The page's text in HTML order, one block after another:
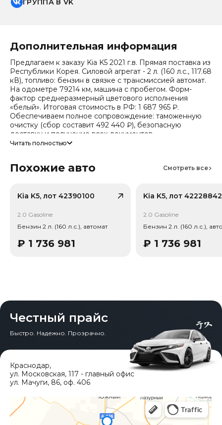
ГРУППА В VK
Дополнительная информация
Предлагаем к заказу Kia K5 2021 г.в. Прямая поставка из
Республики Корея. Силовой агрегат - 2 л. (160 л.с., 117.68
кВ), топливо: бензин в связке с трансмиссией автомат.
На одометре 79214 км, машина с пробегом. Форм-
фактор среднеразмерный цветового исполнения
«белый». Итоговая стоимость в РФ: 1 687 965 ₽.
Обеспечиваем полное сопровождение: таможенную
очистку (сбор составит 492 440 ₽), безопасную
доставку и получение всех документов.
дефектовку и точные сроки логистики. Работаем и
Число собственников по истории обращений - 3,
зафиксировано.
Читать полностью
Похожие авто Смотреть все
Kia K5, лот 42390100
2.0 Gasoline
Бензин 2 л. (160 л.с.), автомат
₽ 1 736 981
Kia K5, лот 42228842
2.0 Gasoline
Бензин 2 л. (160 л.с.),
₽ 1 736 981
Честный прайс
Быстро. Надежно. Прозрачно.
Краснодар,
ул. Московская, 117 - главный офис
ул. Мачуги, 86, оф. 406